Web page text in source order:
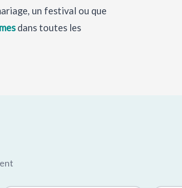
un festival ou que
dans toutes les